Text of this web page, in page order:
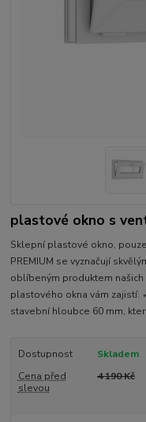
plastové okno s
Sklepní plastové okno,
PREMIUM se vyznačují
oblíbeným produktem
plastového okna vám zajistí:
stavební hloubce 60 mm,
Dostupnost
Skladem
Cena před
slevou
4 190 Kč